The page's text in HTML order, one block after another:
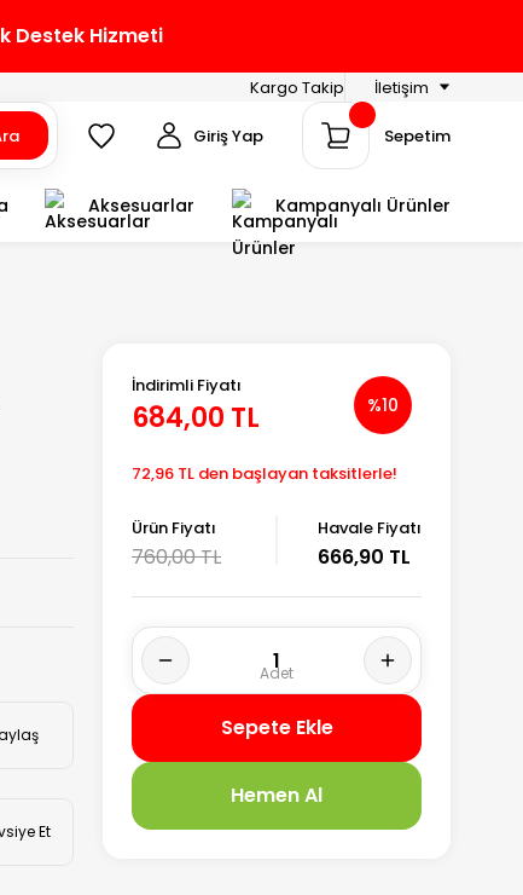
Destek Hizmeti
Kargo Takip
İletişim
Giriş Yap Sepetim
Aksesuarlar Kampanyalı Ürünler
Et
İndirimli Fiyatı
684,00 TL %10
72,96 TL den başlayan taksitlerle!
Ürün Fiyatı
760,00 TL
Havale Fiyatı
666,90 TL
Sepete Ekle
Hemen Al